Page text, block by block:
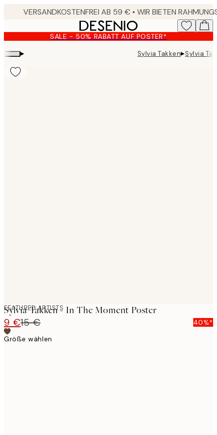
content.
SALE - 50% RABATT AUF POSTER*
▸ Sylvia Takken▸Sylvia
FEATURED ARTISTS
Sylvia Takken - In The Moment Poster
9 €15 €
40%*
Größe wählen